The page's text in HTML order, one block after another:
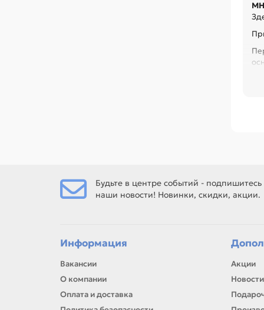
Будьте в центре событий - подпишитесь
наши новости! Новинки, скидки, акции.
Информация
Вакансии
О компании
Оплата и доставка
Акции
Новости